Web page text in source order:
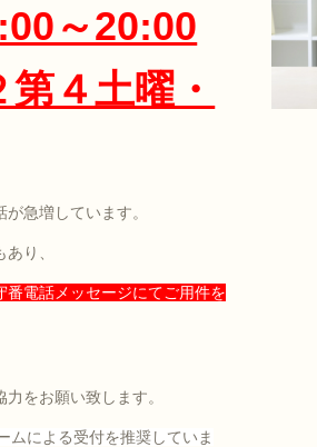
～20:00
４土曜・
急増しています。
り、
電話メッセージにてご用件を
をお願い致します。
ムによる受付を推奨していま